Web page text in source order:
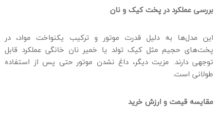
بررسی عملکرد در پخت کیک و نان
این مدل‌ها به دلیل قدرت موتور و ترکیب یکنواخت مواد، در
پخت‌های حجیم مثل کیک تولد یا خمیر نان خانگی عملکرد قابل
توجهی دارند. مزیت دیگر، داغ نشدن موتور حتی پس از استفاده
طولانی است.
مقایسه قیمت و ارزش خرید